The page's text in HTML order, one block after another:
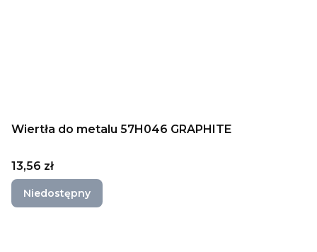
Wiertła do metalu 57H046 GRAPHITE
Cena
13,56 zł
Niedostępny